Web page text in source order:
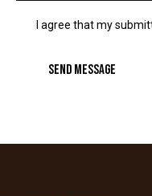
I agree that my
SEND MESSAGE